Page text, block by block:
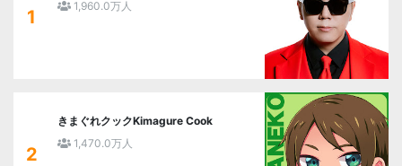
1
1,960.0万人
2
きまぐれクックKimagure Cook
1,470.0万人